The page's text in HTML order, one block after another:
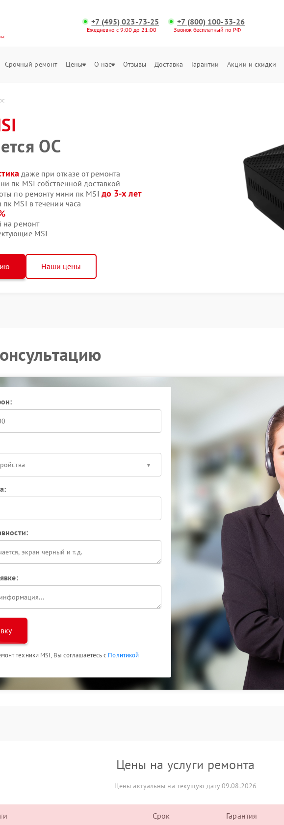
+7 (495) 023-73-25
Ежедневно с 9:00 до 21:00
+7 (800) 100-33-26
Звонок бесплатный по РФ
Срочный ремонт Цены О нас Отзывы Доставка Гарантии Акции и скидки
ОС
даже при отказе от ремонта
пк MSI собственной доставкой
по ремонту мини пк MSI до 3-х лет
MSI в течении часа
на ремонт
MSI
Наши цены
техники MSI, Вы соглашаетесь с Политикой
Цены на услуги ремонта
Цены актуальны на текущую дату 09.08.2026
Срок Гарантия